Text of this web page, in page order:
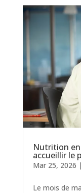
Nutrition
accueillir le
Mar 25, 2026 |
Le mois de